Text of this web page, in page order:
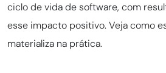
ciclo de vida de software, com
esse impacto positivo. Veja como
materializa na prática.